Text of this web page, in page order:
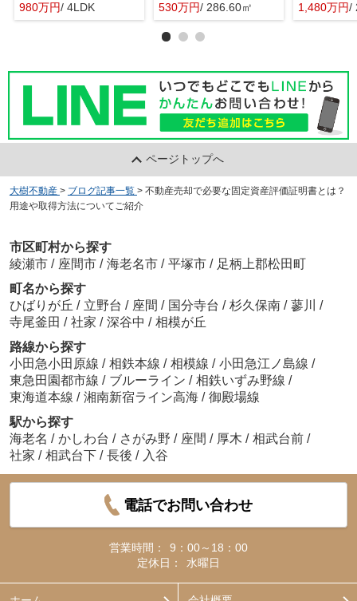
980万円/ 4LDK
530万円/ 286.60㎡ 1,480万円/
ページトップへ
大樹不動産 > ブログ記事一覧 > 不動産売却で必要な固定資産評価証明書とは？
用途や取得方法についてご紹介
市区町村から探す
綾瀬市 / 座間市 / 海老名市 / 平塚市 / 足柄上郡松田町
町名から探す
ひばりが丘 / 立野台 / 座間 / 国分寺台 / 杉久保南 / 蓼川 /
寺尾釜田 / 社家 / 深谷中 / 相模が丘
路線から探す
小田急小田原線 / 相鉄本線 / 相模線 / 小田急江ノ島線 /
東急田園都市線 / ブルーライン / 相鉄いずみ野線 /
東海道本線 / 湘南新宿ライン高海 / 御殿場線
駅から探す
海老名 / かしわ台 / さがみ野 / 座間 / 厚木 / 相武台前 /
社家 / 相武台下 / 長後 / 入谷
電話でお問い合わせ
営業時間：
9：00～18：00
定休日：
水曜日